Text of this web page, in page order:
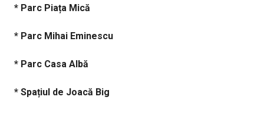
* Parc Piața Mică
* Parc Mihai Eminescu
* Parc Casa Albă
* Spațiul de Joacă Big